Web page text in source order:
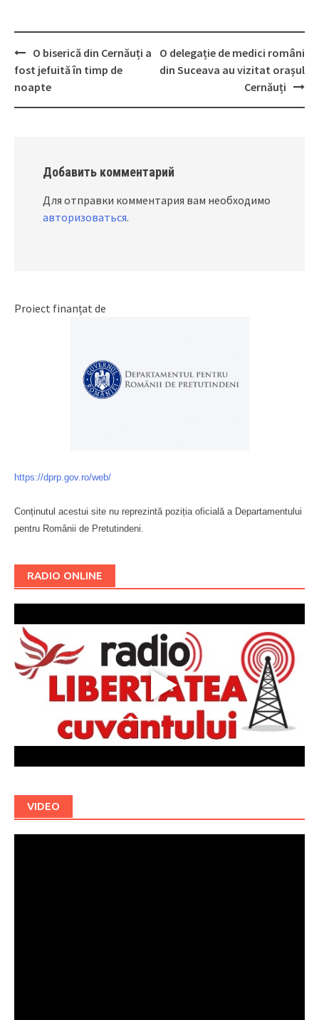
Post
navigation
O biserică din Cernăuți a
fost jefuită în timp de
noapte
O delegație de medici români
din Suceava au vizitat orașul
Cernăuți
Добавить комментарий
Для отправки комментария вам необходимо
авторизоваться.
Proiect finanțat de
https://dprp.gov.ro/web/
Conținutul acestui site nu reprezintă poziția oficială a Departamentului
pentru Românii de Pretutindeni.
RADIO ONLINE
VIDEO